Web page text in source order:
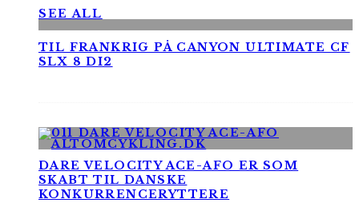
SEE ALL
TIL FRANKRIG PÅ CANYON ULTIMATE CF
SLX 8 DI2
DARE VELOCITY ACE-AFO ER SOM
SKABT TIL DANSKE
KONKURRENCERYTTERE